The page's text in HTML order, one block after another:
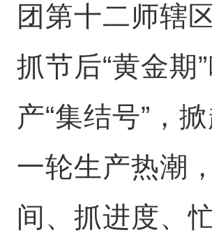
团第十二师辖
抓节后“黄金期
产“集结号”，
一轮生产热潮
间、抓进度、